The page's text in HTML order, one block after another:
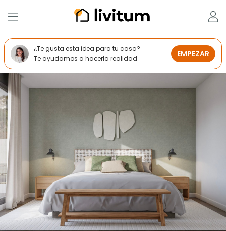
¿Te gusta esta idea para tu casa?
Te ayudamos a hacerla realidad
EMPEZAR